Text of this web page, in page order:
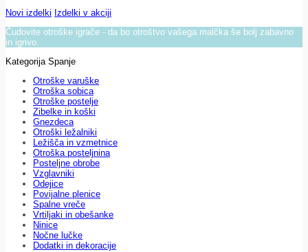
Novi izdelki Izdelki v akciji
Čudovite otroške igrače - da bo otroštvo vašega malčka še bolj zabavno
in igrivo.
Kategorija Spanje
Otroške varuške
Otroška sobica
Otroške postelje
Zibelke in koški
Gnezdeca
Otroški ležalniki
Ležišča in vzmetnice
Otroška posteljnina
Posteljne obrobe
Vzglavniki
Odejice
Povijalne plenice
Spalne vreče
Vrtiljaki in obešanke
Ninice
Nočne lučke
Dodatki in dekoracije